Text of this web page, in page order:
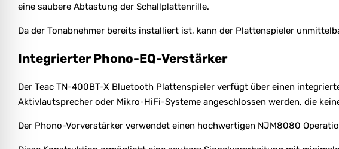
eine saubere Abtastung der Schallplattenrille.
Da der Tonabnehmer bereits installiert ist, kann der Plattenspieler
Integrierter Phono-EQ-Verstärker
Der Teac TN-400BT-X Bluetooth Plattenspieler verfügt über einen
Aktivlautsprecher oder Mikro-HiFi-Systeme angeschlossen werden, die
Der Phono-Vorverstärker verwendet einen hochwertigen NJM8080